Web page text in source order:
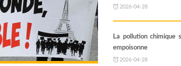
2026-04-28
La pollution chimique
empoisonne
2026-04-28